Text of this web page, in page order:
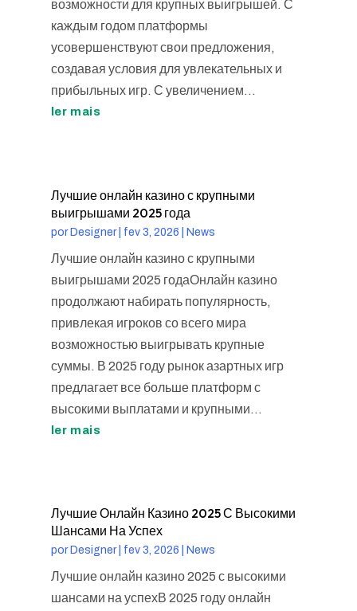
возможности для крупных выигрышей. С
каждым годом платформы
усовершенствуют свои предложения,
создавая условия для увлекательных и
прибыльных игр. С увеличением...
ler mais
Лучшие онлайн казино с крупными
выигрышами 2025 года
porDesigner| fev 3, 2026 News
Лучшие онлайн казино с крупными
выигрышами 2025 годаОнлайн казино
продолжают набирать популярность,
привлекая игроков со всего мира
возможностью выигрывать крупные
суммы. В 2025 году рынок азартных игр
предлагает все больше платформ с
высокими выплатами и крупными...
ler mais
Лучшие Онлайн Казино 2025 С Высокими
Шансами На Успех
por Designer| fev 3, 2026 News
Лучшие онлайн казино 2025 с высокими
шансами на успехВ 2025 году онлайн